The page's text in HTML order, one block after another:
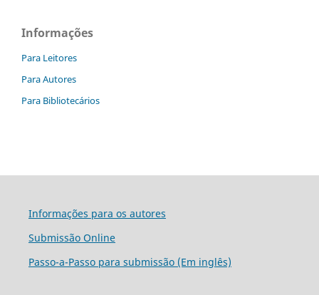
Informações
Para Leitores
Para Autores
Para Bibliotecários
Informações para os autores
Submissão Online
Passo-a-Passo para submissão (Em inglês)